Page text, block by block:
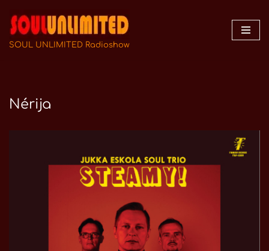
Zum
Inhalt
SOUL UNLIMITED Radioshow
Nérija